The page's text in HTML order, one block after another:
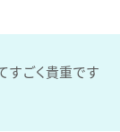
すごく貴重です